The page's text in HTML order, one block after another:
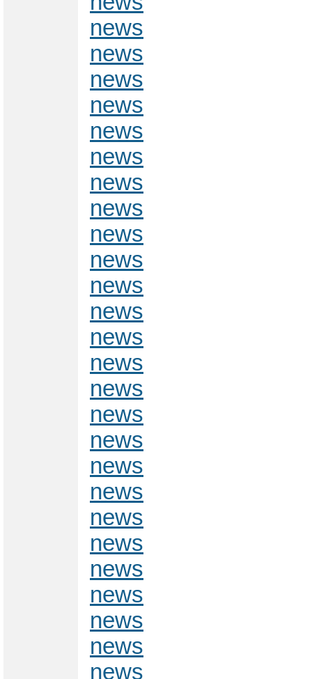
news
news
news
news
news
news
news
news
news
news
news
news
news
news
news
news
news
news
news
news
news
news
news
news
news
news